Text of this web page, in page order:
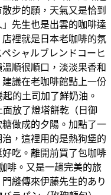
步的願，天氣又是恰到
先生也是出雲的咖啡達
裡就是日本老咖啡的氛
シャルブレンドコーヒ
順很順口，淡淡果香和
議在老咖啡館點上一份
的土司加了鮮奶油。
放了燈塔餅乾（日御
做成的夕陽。加點了一
，這𥚃用的是熱狗堡的
吃。離開前買了包咖啡
啡。又是一趟完美的旅
縫傳來伊藤先生的あり